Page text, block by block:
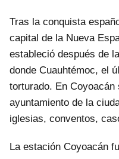
Tras la conquista
capital de la Nueva
estableció después de
donde Cuauhtémoc, el
torturado. En
ayuntamiento de la
iglesias, conventos,
La estación Coyoacán